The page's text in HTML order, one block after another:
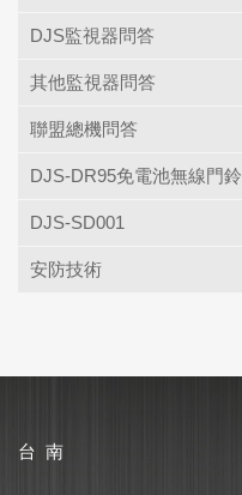
DJS監視器問答
其他監視器問答
聯盟總機問答
DJS-DR95免電池無線門鈴
DJS-SD001
安防技術
台 南